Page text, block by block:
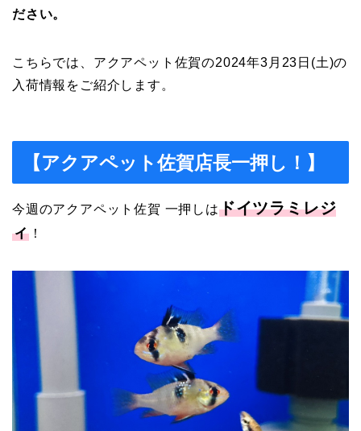
ださい。
こちらでは、アクアペット佐賀の2024年3月23日(土)の
入荷情報をご紹介します。
【アクアペット佐賀店長一押し！】
今週のアクアペット佐賀 一押しはドイツラミレジ
ィ！